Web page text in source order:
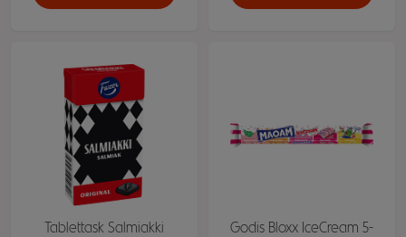
Tablettask Salmiakki
Godis Bloxx IceCream 5-